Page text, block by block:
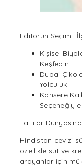
Editörün Seçimi:
Kişisel
Keşfedin
Dubai
Yolculuk
Kansere
Seçeneğiyle
Tatlılar
Hindistan cevizi
özellikle süt ve
arayanlar için